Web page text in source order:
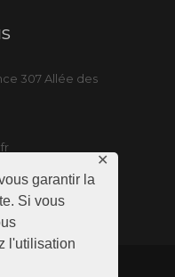
garantir la
Si vous
l'utilisation
✕
307 Allée des